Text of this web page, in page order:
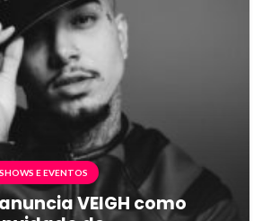
SHOWS E EVENTOS
anuncia VEIGH como